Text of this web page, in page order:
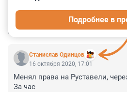
КОММЕНТАРИИ 6
Станислав Одинцов
Подробнее в
16 октября 2020, 17:01
Менял права на Руставели,
За час